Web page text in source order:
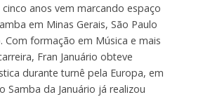
anos vem marcando espaço
em Minas Gerais, São Paulo
Com formação em Música e mais
Fran Januário obteve
durante turnê pela Europa, em
Samba da Januário já realizou